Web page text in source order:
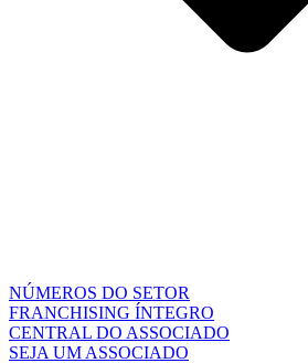
NÚMEROS DO SETOR
FRANCHISING ÍNTEGRO
CENTRAL DO ASSOCIADO
SEJA UM ASSOCIADO